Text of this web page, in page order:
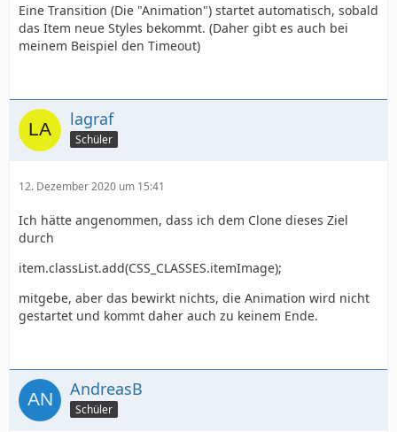
Eine Transition (Die "Animation") startet automatisch, sobald
das Item neue Styles bekommt. (Daher gibt es auch bei
meinem Beispiel den Timeout)
lagraf
Schüler
12. Dezember 2020 um 15:41
Ich hätte angenommen, dass ich dem Clone dieses Ziel
durch
item.classList.add(CSS_CLASSES.itemImage);
mitgebe, aber das bewirkt nichts, die Animation wird nicht
gestartet und kommt daher auch zu keinem Ende.
AndreasB
Schüler